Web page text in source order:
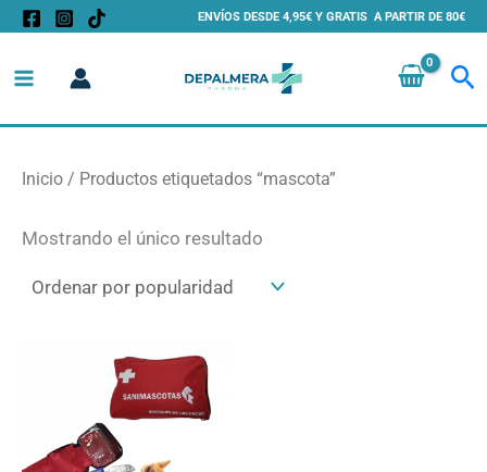
contenido
ENVÍOS DESDE 4,95€ Y GRATIS A PARTIR DE 80€
Inicio / Productos etiquetados “mascota”
Mostrando el único resultado